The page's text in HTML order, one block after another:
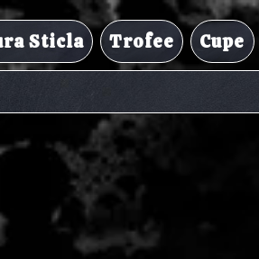
Sticla Trofee Cupe